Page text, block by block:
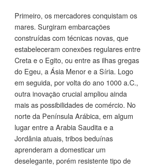
Primeiro, os mercadores conquistam os
mares. Surgiram embarcações
construídas com técnicas novas, que
estabeleceram conexões regulares entre
Creta e o Egito, ou entre as ilhas gregas
do Egeu, a Ásia Menor e a Síria. Logo
em seguida, por volta do ano 1000 a.C.,
outra inovação crucial ampliou ainda
mais as possibilidades de comércio. No
norte da Península Arábica, em algum
lugar entre a Arabia Saudita e a
Jordânia atuais, tribos beduínas
aprenderam a domesticar um
deselegante, porém resistente tipo de